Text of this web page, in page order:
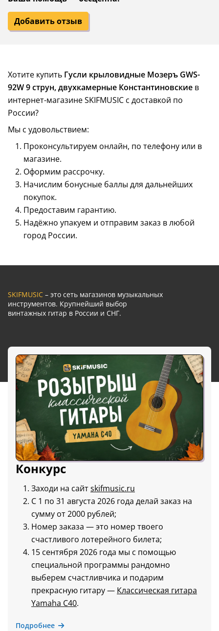
Добавить отзыв
Хотите купить Гусли крыловидные Мозеръ GWS-
92W 9 струн, двухкамерные Константиновские в
интернет-магазине SKIFMUSIC с доставкой по
России?
Мы с удовольствием:
Проконсультируем онлайн, по телефону или в
магазине.
Оформим рассрочку.
Начислим бонусные баллы для дальнейших
покупок.
Предоставим гарантию.
Надёжно упакуем и отправим заказ в любой
город России.
SKIFMUSIC – это сеть магазинов музыкальных
инструментов. Крупнейший выбор
винтажных гитар в России и СНГ.
Конкурс
Заходи на сайтskifmusic.ru
С 1 по 31 августа 2026 года делай заказ на
сумму от 2000 рублей;
Номер заказа — это номер твоего
счастливого лотерейного билета;
15 сентября 2026 года мы с помощью
специальной программы рандомно
выберем счастливчика и подарим
прекрасную гитару — Классическая гитара
Yamaha C40.
Подробнее